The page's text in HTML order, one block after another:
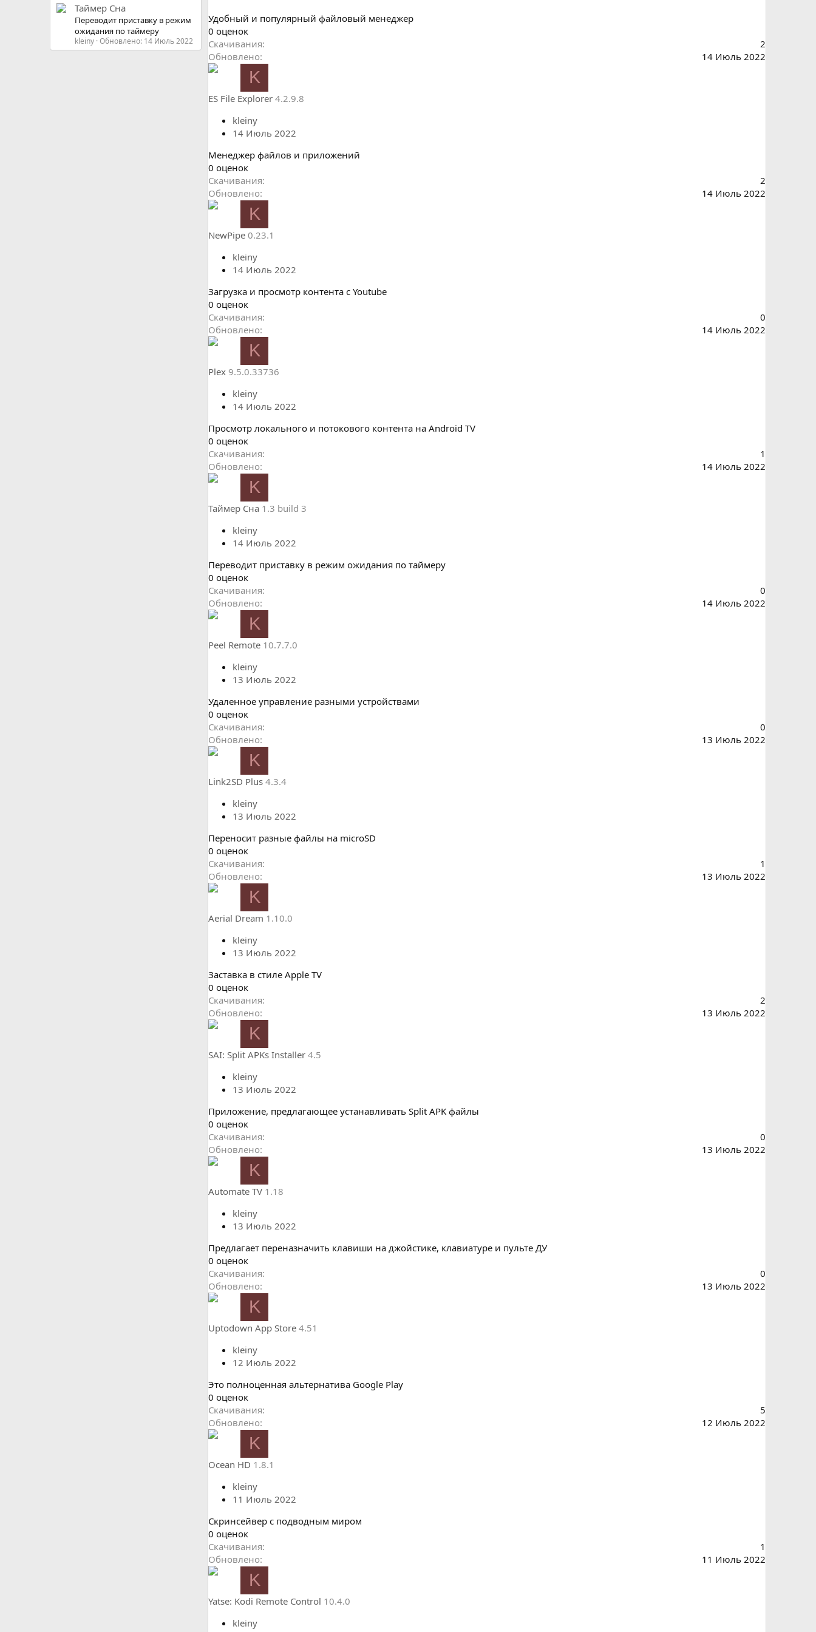
Таймер Сна
Переводит приставку в режим
ожидания по таймеру
kleiny Обновлено: 14 Июль 2022
Удобный и популярный файловый менеджер
0
.
0
0
в
0 оценок
Скачивания
2
Обновлено
14 Июль 2022
K
ES File Explorer 4.2.9.8
kleiny
14 Июль 2022
Менеджер файлов и приложений
0
.
0
0
в
0 оценок
Скачивания
2
Обновлено
14 Июль 2022
K
NewPipe 0.23.1
kleiny
14 Июль 2022
Загрузка и просмотр контента с Youtube
0
.
0
0
в
0 оценок
Скачивания
0
Обновлено
14 Июль 2022
K
Plex 9.5.0.33736
kleiny
14 Июль 2022
Просмотр локального и потокового контента на Android TV
0
.
0
0
в
0 оценок
Скачивания
1
Обновлено
14 Июль 2022
K
Таймер Сна 1.3 build 3
kleiny
14 Июль 2022
Переводит приставку в режим ожидания по таймеру
0
.
0
0
в
0 оценок
Скачивания
0
Обновлено
14 Июль 2022
K
Peel Remote 10.7.7.0
kleiny
13 Июль 2022
Удаленное управление разными устройствами
0
.
0
0
в
0 оценок
Скачивания
0
Обновлено
13 Июль 2022
K
Link2SD Plus 4.3.4
kleiny
13 Июль 2022
Переносит разные файлы на microSD
0
.
0
0
в
0 оценок
Скачивания
1
Обновлено
13 Июль 2022
K
Aerial Dream 1.10.0
kleiny
13 Июль 2022
Заставка в стиле Apple TV
0
.
0
0
в
0 оценок
Скачивания
2
Обновлено
13 Июль 2022
K
SAI: Split APKs Installer 4.5
kleiny
13 Июль 2022
Приложение, предлагающее устанавливать Split APK файлы
0
.
0
0
в
0 оценок
Скачивания
0
Обновлено
13 Июль 2022
K
Automate TV 1.18
kleiny
13 Июль 2022
Предлагает переназначить клавиши на джойстике, клавиатуре и пульте ДУ
0
.
0
0
в
0 оценок
Скачивания
0
Обновлено
13 Июль 2022
K
Uptodown App Store 4.51
kleiny
12 Июль 2022
Это полноценная альтернатива Google Play
0
.
0
0
в
0 оценок
Скачивания
5
Обновлено
12 Июль 2022
K
Ocean HD 1.8.1
kleiny
11 Июль 2022
Скринсейвер с подводным миром
0
.
0
0
в
0 оценок
Скачивания
1
Обновлено
11 Июль 2022
K
Yatse: Kodi Remote Control 10.4.0
kleiny